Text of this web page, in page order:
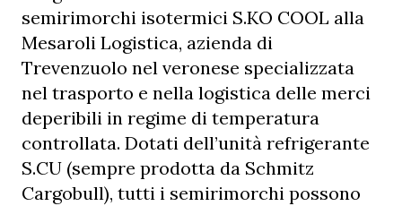
semirimorchi isotermici S.KO COOL alla
Mesaroli Logistica, azienda di
Trevenzuolo nel veronese specializzata
nel trasporto e nella logistica delle merci
deperibili in regime di temperatura
controllata. Dotati dell’unità refrigerante
S.CU (sempre prodotta da Schmitz
Cargobull), tutti i semirimorchi possono